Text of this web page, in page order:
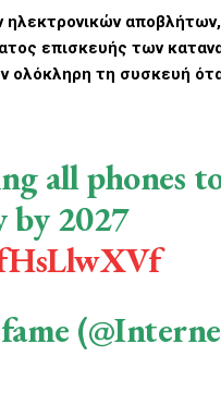
ηλεκτρονικών
επισκευής των
ολόκληρη τη συσκευή
all phones
by 2027